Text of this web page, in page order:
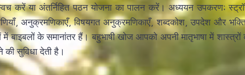
करें या अंतर्निहित पठन योजना का पालन करें। अध्ययन उपकरण:
अनुक्रमणिकाएँ, विषयगत अनुक्रमणिकाएँ, शब्दकोश, उपदेश और
में बाइबलों के समानांतर हैं। बहुभाषी खोज आपको अपनी मातृभाषा में शास्त्रों
सुविधा देती है।